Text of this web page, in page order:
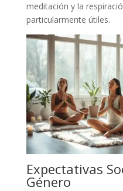
meditación y la
particularmente útiles.
Expectativas
Género